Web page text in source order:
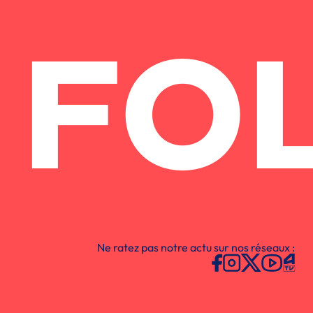
Ne ratez pas notre actu sur nos réseaux :